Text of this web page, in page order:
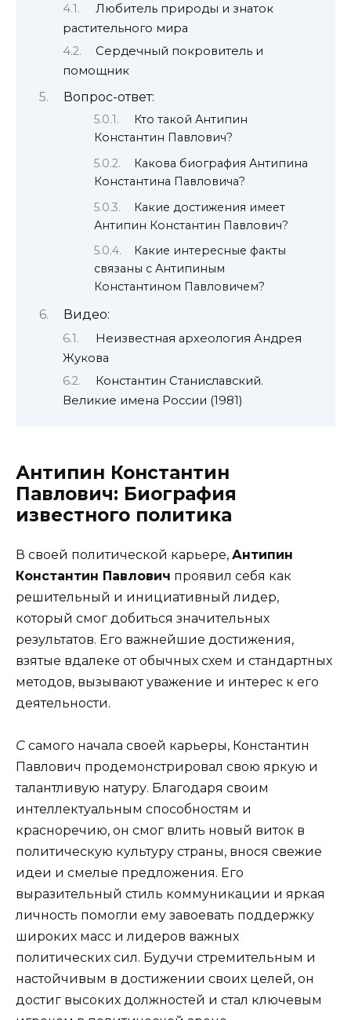
Любитель природы и знаток
растительного мира
Сердечный покровитель и
помощник
Вопрос-ответ:
Кто такой Антипин
Константин Павлович?
Какова биография Антипина
Константина Павловича?
Какие достижения имеет
Антипин Константин Павлович?
Какие интересные факты
связаны с Антипиным
Константином Павловичем?
Видео:
Неизвестная археология Андрея
Жукова
Константин Станиславский.
Великие имена России (1981)
Антипин Константин
Павлович: Биография
известного политика
В своей политической карьере, Антипин
Константин Павлович проявил себя как
решительный и инициативный лидер,
который смог добиться значительных
результатов. Его важнейшие достижения,
взятые вдалеке от обычных схем и стандартных
методов, вызывают уважение и интерес к его
деятельности.
С самого начала своей карьеры, Константин
Павлович продемонстрировал свою яркую и
талантливую натуру. Благодаря своим
интеллектуальным способностям и
красноречию, он смог влить новый виток в
политическую культуру страны, внося свежие
идеи и смелые предложения. Его
выразительный стиль коммуникации и яркая
личность помогли ему завоевать поддержку
широких масс и лидеров важных
политических сил. Будучи стремительным и
настойчивым в достижении своих целей, он
достиг высоких должностей и стал ключевым